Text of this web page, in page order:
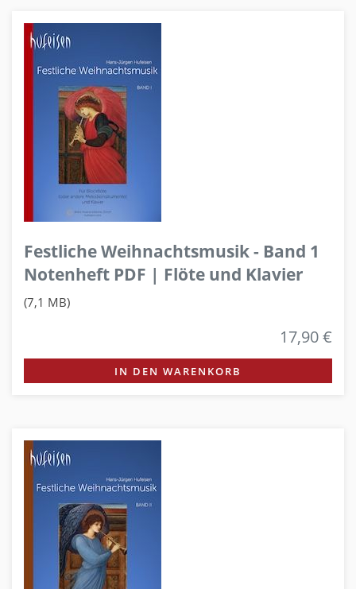
Festliche Weihnachtsmusik - Band 1
Notenheft PDF | Flöte und Klavier
(7,1 MB)
17,90 €
IN DEN WARENKORB